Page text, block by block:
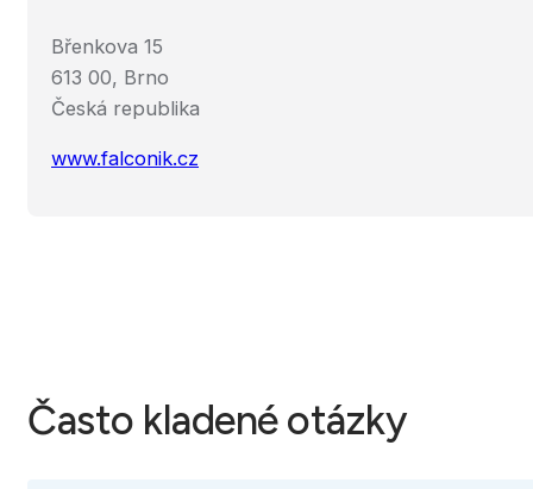
Břenkova 15
613 00, Brno
Česká republika
www.falconik.cz
Často kladené otázky